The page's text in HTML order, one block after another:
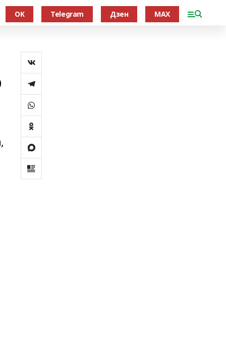
OK Telegram Дзен MAX